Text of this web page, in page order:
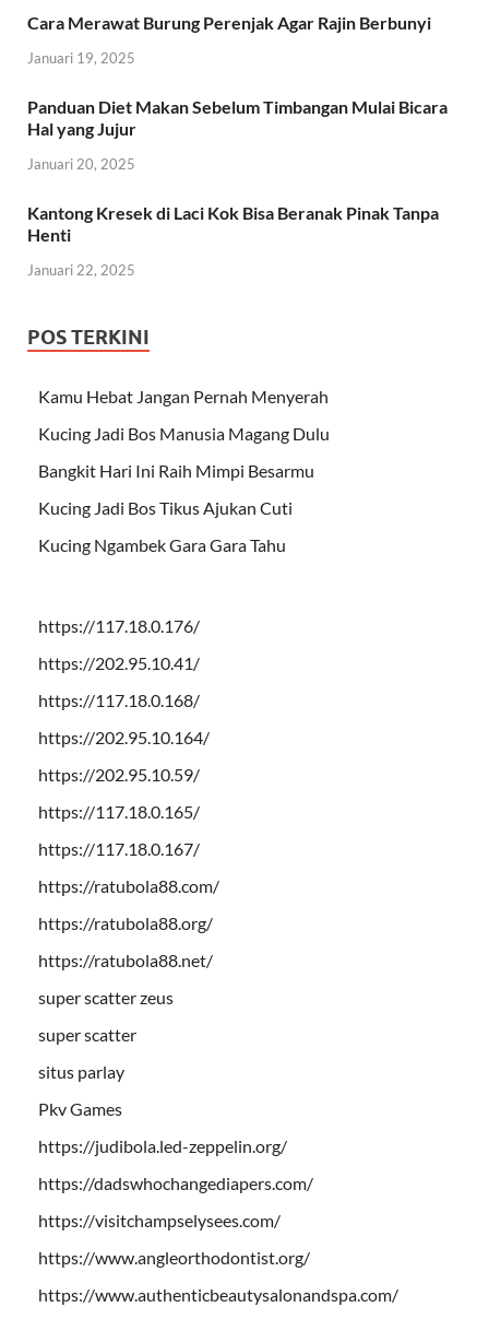
Cara Merawat Burung Perenjak Agar Rajin Berbunyi
Januari 19, 2025
Panduan Diet Makan Sebelum Timbangan Mulai Bicara
Hal yang Jujur
Januari 20, 2025
Kantong Kresek di Laci Kok Bisa Beranak Pinak Tanpa
Henti
Januari 22, 2025
POS TERKINI
Kamu Hebat Jangan Pernah Menyerah
Kucing Jadi Bos Manusia Magang Dulu
Bangkit Hari Ini Raih Mimpi Besarmu
Kucing Jadi Bos Tikus Ajukan Cuti
Kucing Ngambek Gara Gara Tahu
https://117.18.0.176/
https://202.95.10.41/
https://117.18.0.168/
https://202.95.10.164/
https://202.95.10.59/
https://117.18.0.165/
https://117.18.0.167/
https://ratubola88.com/
https://ratubola88.org/
https://ratubola88.net/
super scatter zeus
super scatter
situs parlay
Pkv Games
https://judibola.led-zeppelin.org/
https://dadswhochangediapers.com/
https://visitchampselysees.com/
https://www.angleorthodontist.org/
https://www.authenticbeautysalonandspa.com/